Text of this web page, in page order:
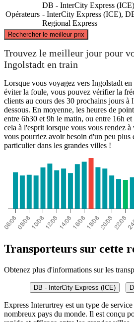
Opérateurs
DB - InterCity Express
- InterCity Express (ICE),
Regional Express
Rechercher le meilleur prix
Munich
Trouvez le meilleur jour pour
Ingolstadt en train
Lorsque vous voyagez vers Ingolstadt
éviter la foule, vous pouvez vérifier la
clients au cours des 30 prochains jours à
dessous. En moyenne, les heures de
entre 6h30 et 9h le matin, ou entre 16h
cela à l'esprit lorsque vous vous rendez
vous pourriez avoir besoin d'un peu plus
particulier dans les grandes villes !
Transporteurs sur cette
Obtenez plus d'informations sur les
DB - InterCity Express (ICE)
Express Interurtrey est un type de
nombreux pays du monde. Il est conçu